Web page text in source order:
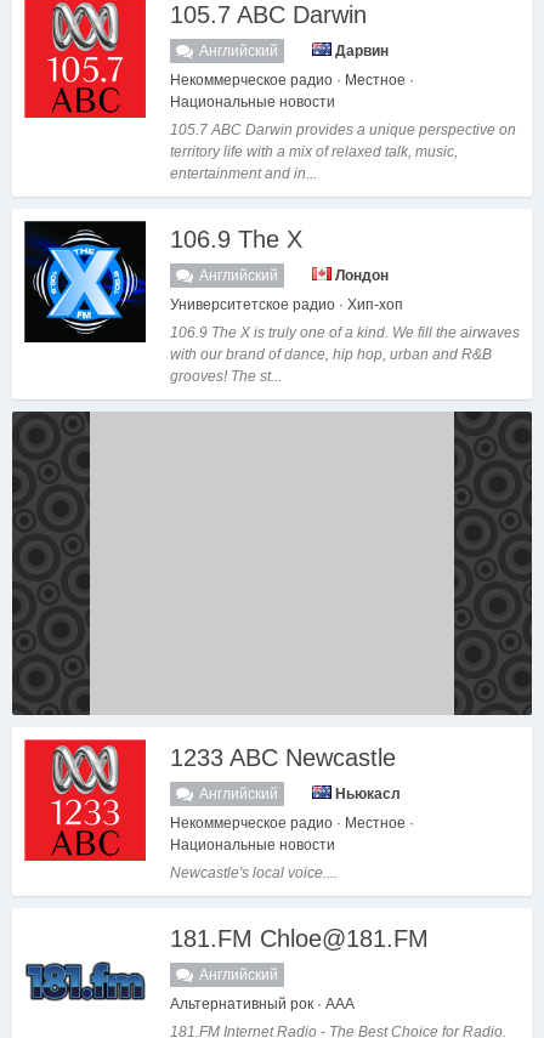
105.7 ABC Darwin
Английский
Дарвин
Некоммерческое радио · Местное ·
Национальные новости
105.7 ABC Darwin provides a unique perspective on
territory life with a mix of relaxed talk, music,
entertainment and in...
106.9 The X
Английский
Лондон
Университетское радио · Хип-хоп
106.9 The X is truly one of a kind. We fill the airwaves
with our brand of dance, hip hop, urban and R&B
grooves! The st...
1233 ABC Newcastle
Английский
Ньюкасл
Некоммерческое радио · Местное ·
Национальные новости
Newcastle's local voice....
181.FM Chloe@181.FM
Английский
Альтернативный рок · AAA
181.FM Internet Radio - The Best Choice for Radio.